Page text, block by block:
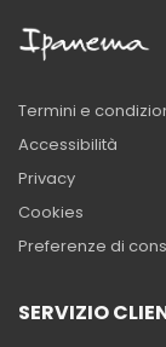
Termini e
Accessibilità
Privacy
Cookies
Preferenze di
SERVIZIO